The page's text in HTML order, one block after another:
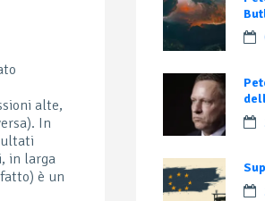
alte,
In
in larga
è un